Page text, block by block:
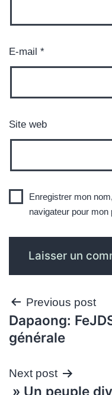
E-mail *
Site web
Enregistrer mon
navigateur pour
Navigation
de
Previous post
Dapaong:
générale
Next post
» Un peuple